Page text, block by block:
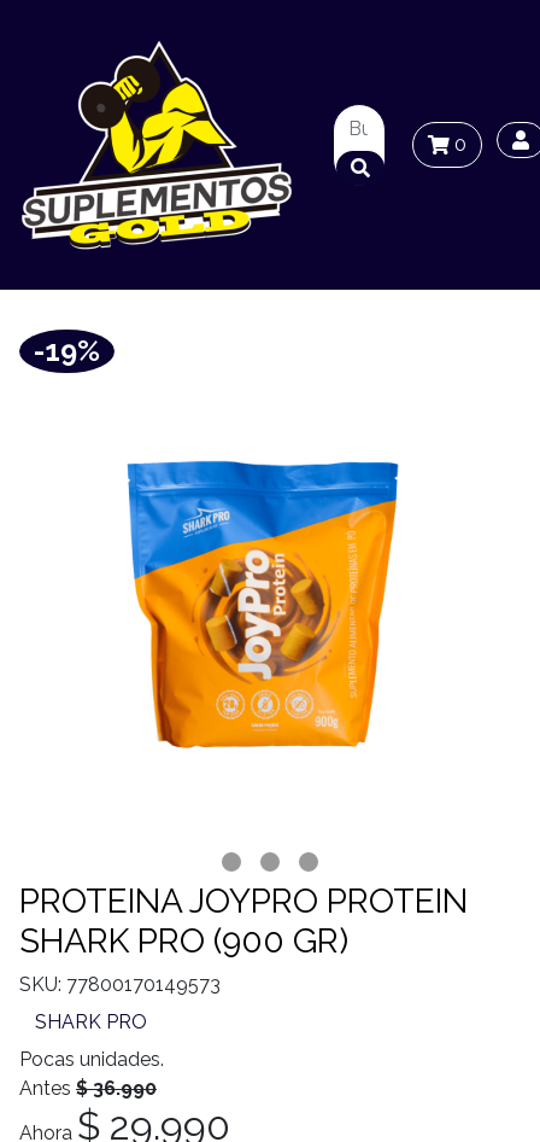
0
-19%
PROTEINA JOYPRO PROTEIN
SHARK PRO (900 GR)
SKU: 77800170149573
SHARK PRO
Pocas unidades.
Antes $ 36.990
Ahora $ 29.990